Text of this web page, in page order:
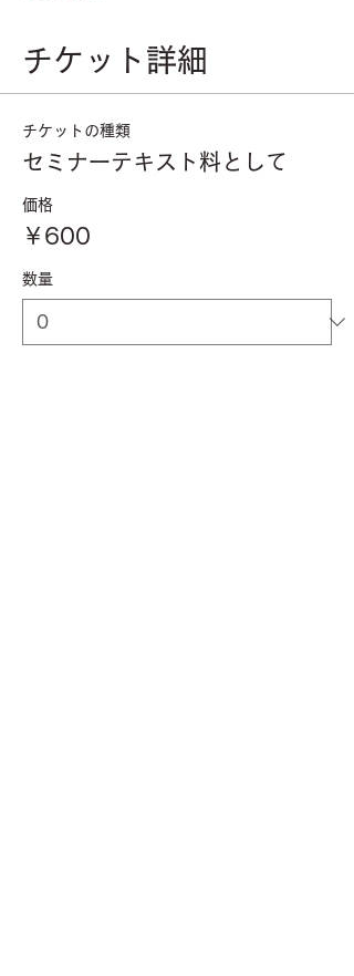
チケット詳細
チケットの種類
セミナーテキスト料として
価格
￥600
数量